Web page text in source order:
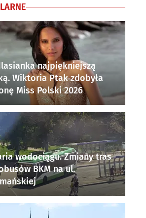
najpiękniejszą
Wiktoria Ptak zdobyła
Miss Polski 2026
wodociągu. Zmiany tras
BKM na ul.